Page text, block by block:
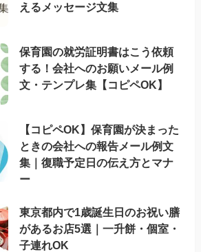
えるメッセージ文集
保育園の就労証明書はこう依頼
する！会社へのお願いメール例
文・テンプレ集【コピペOK】
【コピペOK】保育園が決まった
ときの会社への報告メール例文
集｜復職予定日の伝え方とマナ
ー
東京都内で1歳誕生日のお祝い膳
があるお店5選｜一升餅・個室・
子連れOK